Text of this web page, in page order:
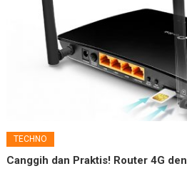
TECHNO
Canggih dan Praktis! Router 4G